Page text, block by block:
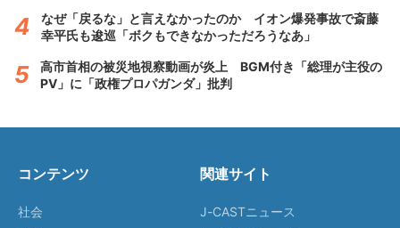
なぜ「戻るな」と言えなかったのか イオン爆発事故で斎藤
幸平氏も逡巡「ボクもできなかっただろうなあ」
高市首相の被災地視察動画が炎上 BGM付き「総理が主役の
PV」に「政権プロパガンダ」批判
コンテンツ
社会
関連サイト
J-CASTニュース